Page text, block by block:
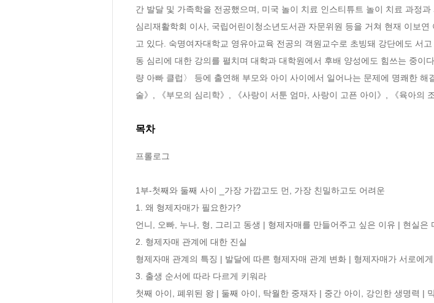
간 발달 및 가족학을 전공했으며, 미국 놀이 치료 인스티튜트 놀이 치료 과정
심리재활학회 이사, 국립어린이청소년도서관 자문위원 등을 거쳐 현재 이보
고 있다. 숙명여자대학교 영유아교육 전공의 객원교수로 초빙돼 강단에도 서
동 심리에 대한 강의를 펼치며 대학과 대학원에서 후배 양성에도 힘쓰는 중이
량 아빠 클럽〉 등에 출연해 부모와 아이 사이에서 일어나는 문제에 명쾌한
술》, 《부모의 심리학》, 《사랑이 서툰 엄마, 사랑이 고픈 아이》, 《육아의
목차
프롤로그
1부-첫째와 둘째 사이 _가장 가깝고도 먼, 가장 친밀하고도 어려운
1. 왜 형제자매가 필요한가?
언니, 오빠, 누나, 형, 그리고 동생 | 형제자매를 만들어주고 싶은 이유 | 현실은
2. 형제자매 관계에 대한 진실
형제자매 관계의 특징 | 발달에 따른 형제자매 관계 변화 | 형제자매가 서로에
3. 출생 순서에 따라 다르게 키워라
첫째 아이, 폐위된 왕 | 둘째 아이, 탁월한 중재자 | 중간 아이, 강인한 생명력 |